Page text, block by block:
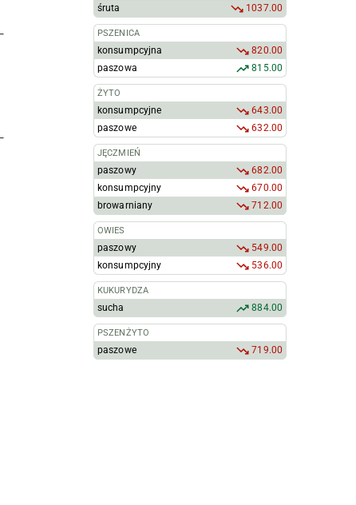
śruta
1037.00
PSZENICA
konsumpcyjna
820.00
paszowa
815.00
ŻYTO
konsumpcyjne
643.00
paszowe
632.00
JĘCZMIEŃ
paszowy
682.00
konsumpcyjny
670.00
browarniany
712.00
OWIES
paszowy
549.00
konsumpcyjny
536.00
KUKURYDZA
sucha 884.00
PSZENŻYTO
paszowe 719.00